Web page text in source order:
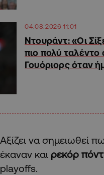
04.08.2026 11:01
Ντουράντ: «Οι
πιο πολύ ταλέντο
Γουόριορς όταν
Αξίζει να σημειωθεί
έκαναν και ρεκόρ
playoffs.